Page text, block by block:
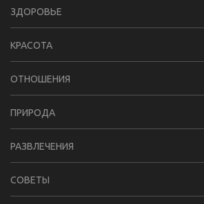
ЗДОРОВЬЕ
КРАСОТА
ОТНОШЕНИЯ
ПРИРОДА
РАЗВЛЕЧЕНИЯ
СОВЕТЫ